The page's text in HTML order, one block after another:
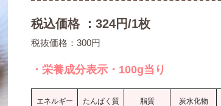
税込価格 ：324円/1枚
税抜価格：300円
・栄養成分表示・100g当り
エネルギー たんぱく質 脂質 炭水化物